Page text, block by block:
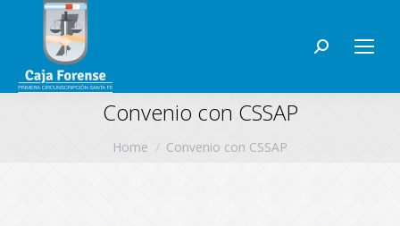
Search:
Convenio con CSSAP
Home Convenio con CSSAP